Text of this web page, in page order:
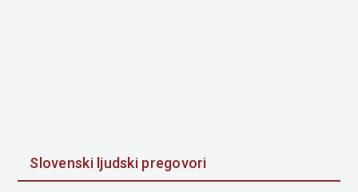
Slovenski ljudski pregovori